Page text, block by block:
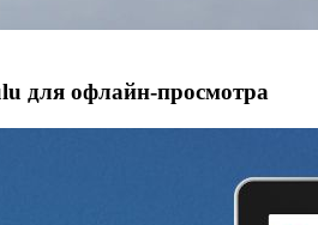
для офлайн‑просмотра